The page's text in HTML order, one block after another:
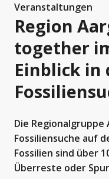
Veranstaltungen
Region
together
Einblick in
Die Regionalgruppe
Fossiliensuche auf
Fossilien sind über
Überreste oder